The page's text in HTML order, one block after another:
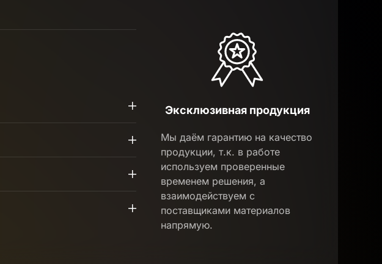
Эксклюзивная продукция
Мы даём гарантию на качество
продукции, т.к. в работе
используем проверенные
временем решения, а
взаимодействуем с
поставщиками материалов
напрямую.